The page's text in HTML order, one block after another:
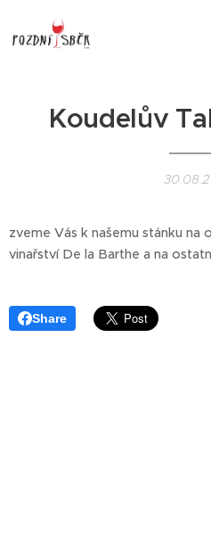
Koudelův
zveme Vás k našemu stánku na
vinařství De la Barthe a na
Share